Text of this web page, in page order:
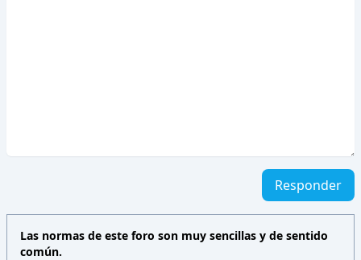
Responder
Las normas de este foro son muy sencillas y de sentido
común.